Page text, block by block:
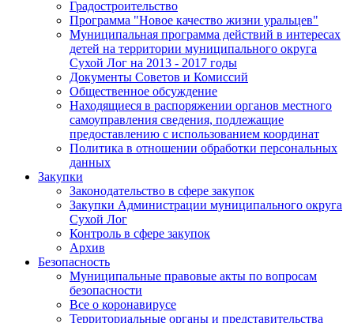
Градостроительство
Программа "Новое качество жизни уральцев"
Муниципальная программа действий в интересах
детей на территории муниципального округа
Сухой Лог на 2013 - 2017 годы
Документы Советов и Комиссий
Общественное обсуждение
Находящиеся в распоряжении органов местного
самоуправления сведения, подлежащие
предоставлению с использованием координат
Политика в отношении обработки персональных
данных
Закупки
Законодательство в сфере закупок
Закупки Администрации муниципального округа
Сухой Лог
Контроль в сфере закупок
Архив
Безопасность
Муниципальные правовые акты по вопросам
безопасности
Все о коронавирусе
Территориальные органы и представительства